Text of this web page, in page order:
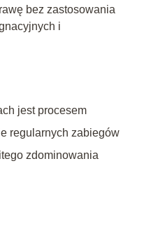
bez zastosowania
i
jest procesem
regularnych zabiegów
zdominowania